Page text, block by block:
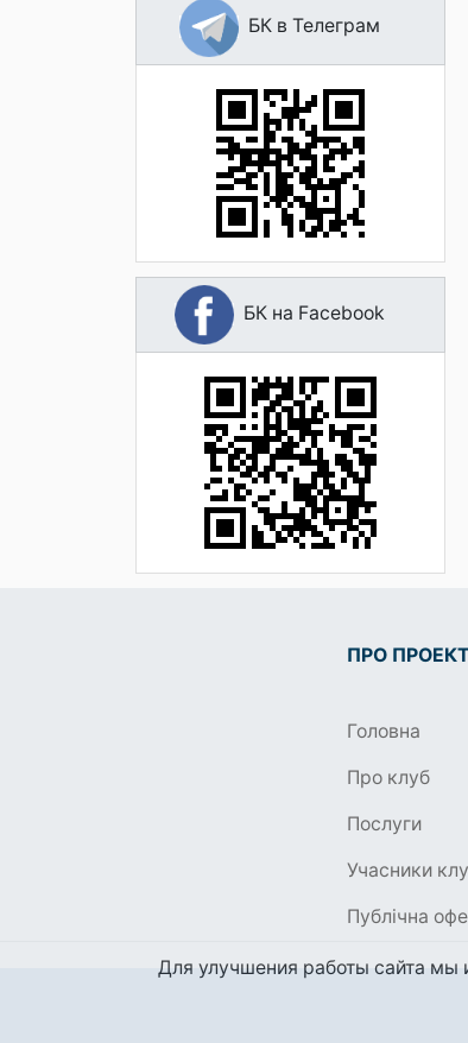
БК в Телеграм
БК на Facebook
ПРО ПРОЕКТ
Головна
Про клуб
Послуги
Учасники
Публічна
Для улучшения работы сайта мы